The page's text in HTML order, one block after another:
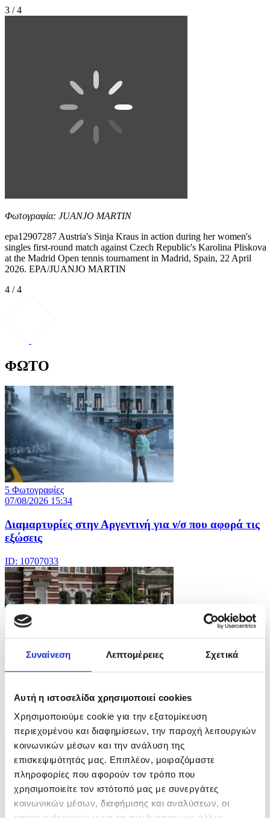
Συναίνεση Λεπτομέρειες Σχετικά
Αυτή η ιστοσελίδα χρησιμοποιεί cookies
Χρησιμοποιούμε cookie για την εξατομίκευση
περιεχομένου και διαφημίσεων, την παροχή λειτουργιών
κοινωνικών μέσων και την ανάλυση της
επισκεψιμότητάς μας. Επιπλέον, μοιραζόμαστε
πληροφορίες που αφορούν τον τρόπο που
χρησιμοποιείτε τον ιστότοπό μας με συνεργάτες
κοινωνικών μέσων, διαφήμισης και αναλύσεων, οι
3 / 4
Φωτογραφία: JUANJO MARTIN
epa12907287 Austria's Sinja Kraus in action during her women's
singles first-round match against Czech Republic's Karolina Pliskova
at the Madrid Open tennis tournament in Madrid, Spain, 22 April
2026. EPA/JUANJO MARTIN
4 / 4
ΦΩΤΟ
5 Φωτογραφίες
07/08/2026 15:34
Διαμαρτυρίες στην Αργεντινή για ν/σ που αφορά τις
εξώσεις
ID: 10707033
7 Φωτογραφίες
Καύσωνας πλήττει την Ιαπωνία
ID: 10707010